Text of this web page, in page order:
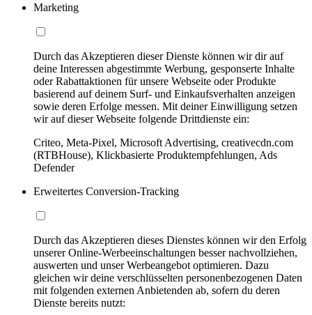
Marketing
Durch das Akzeptieren dieser Dienste können wir dir auf
deine Interessen abgestimmte Werbung, gesponserte Inhalte
oder Rabattaktionen für unsere Webseite oder Produkte
basierend auf deinem Surf- und Einkaufsverhalten anzeigen
sowie deren Erfolge messen. Mit deiner Einwilligung setzen
wir auf dieser Webseite folgende Drittdienste ein:
Criteo, Meta-Pixel, Microsoft Advertising, creativecdn.com
(RTBHouse), Klickbasierte Produktempfehlungen, Ads
Defender
Erweitertes Conversion-Tracking
Durch das Akzeptieren dieses Dienstes können wir den Erfolg
unserer Online-Werbeeinschaltungen besser nachvollziehen,
auswerten und unser Werbeangebot optimieren. Dazu
gleichen wir deine verschlüsselten personenbezogenen Daten
mit folgenden externen Anbietenden ab, sofern du deren
Dienste bereits nutzt: